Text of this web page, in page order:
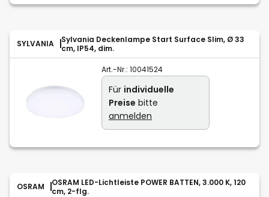
SYLVANIA
Sylvania Deckenlampe Start Surface Slim, Ø 33
cm, IP54, dim.
Art.-Nr.: 10041524
Für individuelle
Preise bitte
anmelden
OSRAM
OSRAM LED-Lichtleiste POWER BATTEN, 3.000 K, 120
cm, 2-flg.